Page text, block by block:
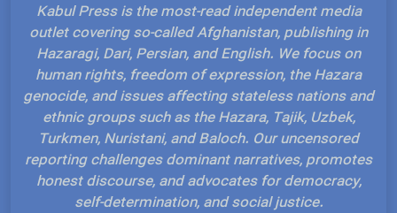
Kabul Press is the most-read independent media
outlet covering so-called Afghanistan, publishing in
Hazaragi, Dari, Persian, and English. We focus on
human rights, freedom of expression, the Hazara
genocide, and issues affecting stateless nations and
ethnic groups such as the Hazara, Tajik, Uzbek,
Turkmen, Nuristani, and Baloch. Our uncensored
reporting challenges dominant narratives, promotes
honest discourse, and advocates for democracy,
self-determination, and social justice.